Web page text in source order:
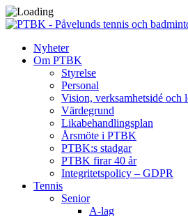
Nyheter
Om PTBK
Styrelse
Personal
Vision, verksamhetsidé och
Värdegrund
Likabehandlingsplan
Årsmöte i PTBK
PTBK:s stadgar
PTBK firar 40 år
Integritetspolicy – GDPR
Tennis
Senior
A-lag